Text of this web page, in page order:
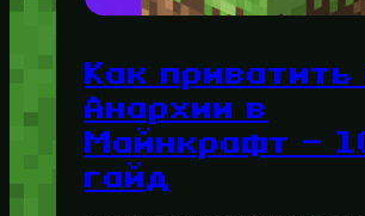
Как приватить
Анархии в
Майнкрафт —
гайд